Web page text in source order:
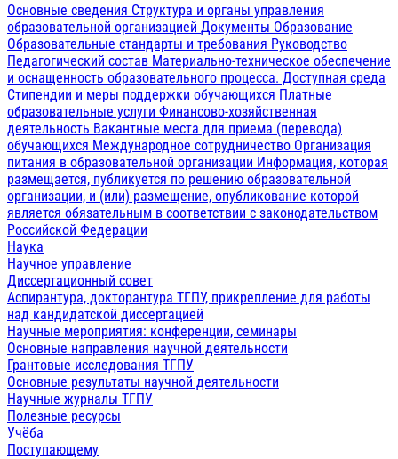
Основные сведения Структура и органы управления
образовательной организацией Документы Образование
Образовательные стандарты и требования Руководство
Педагогический состав Материально-техническое обеспечение
и оснащенность образовательного процесса. Доступная среда
Стипендии и меры поддержки обучающихся Платные
образовательные услуги Финансово-хозяйственная
деятельность Вакантные места для приема (перевода)
обучающихся Международное сотрудничество Организация
питания в образовательной организации Информация, которая
размещается, публикуется по решению образовательной
организации, и (или) размещение, опубликование которой
является обязательным в соответствии с законодательством
Российской Федерации
Наука
Научное управление
Диссертационный совет
Аспирантура, докторантура ТГПУ, прикрепление для работы
над кандидатской диссертацией
Научные мероприятия: конференции, семинары
Основные направления научной деятельности
Грантовые исследования ТГПУ
Основные результаты научной деятельности
Научные журналы ТГПУ
Полезные ресурсы
Учёба
Поступающему